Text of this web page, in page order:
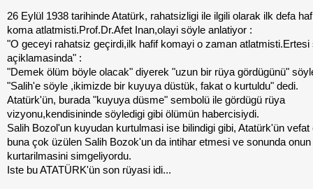
26 Eylül 1938 tarihinde Atatürk, rahatsizligi ile ilgili olarak ilk defa
koma atlatmisti.Prof.Dr.Afet Inan,olayi söyle anlatiyor :
"O geceyi rahatsiz geçirdi,ilk hafif komayi o zaman atlatmisti.Ertesi
açiklamasinda" :
"Demek ölüm böyle olacak" diyerek "uzun bir rüya gördügünü"
"Salih'e söyle ,ikimizde bir kuyuya düstük, fakat o kurtuldu" dedi.
Atatürk'ün, burada "kuyuya düsme" sembolü ile gördügü rüya
vizyonu,kendisininde söyledigi gibi ölümün habercisiydi.
Salih Bozol'un kuyudan kurtulmasi ise bilindigi gibi, Atatürk'ün vefat
buna çok üzülen Salih Bozok'un da intihar etmesi ve sonunda onun
kurtarilmasini simgeliyordu.
Iste bu ATATÜRK'ün son rüyasi idi...